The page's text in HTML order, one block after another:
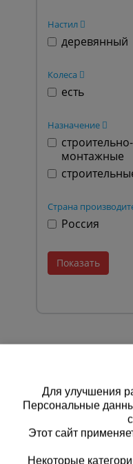
Настил
деревянный
Колеса
есть
Назначение
строительно-
монтажные
Страна
Россия
Для улучшения
Персональные
Этот сайт
Некоторые